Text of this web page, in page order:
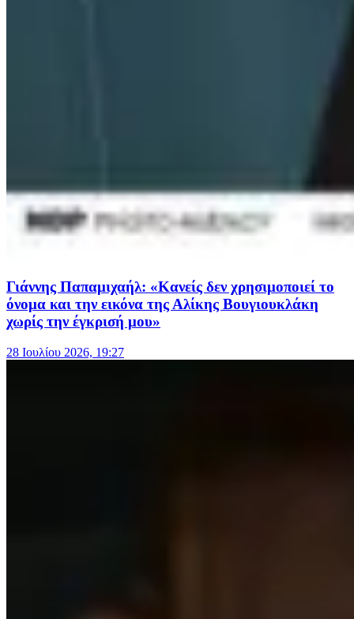
Γιάννης Παπαμιχαήλ: «Κανείς δεν χρησιμοποιεί το
όνομα και την εικόνα της Αλίκης Βουγιουκλάκη
χωρίς την έγκρισή μου»
28 Ιουλίου 2026, 19:27